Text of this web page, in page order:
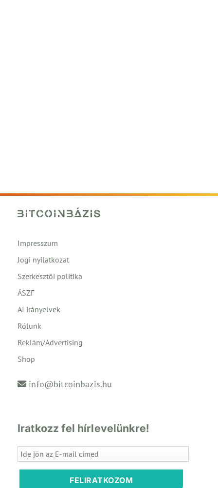
Impresszum
Jogi nyilatkozat
Szerkesztői politika
ÁSZF
AI irányelvek
Rólunk
Reklám/Advertising
Shop
info@bitcoinbazis.hu
Iratkozz fel hírlevelünkre!
FELIRATKOZOM